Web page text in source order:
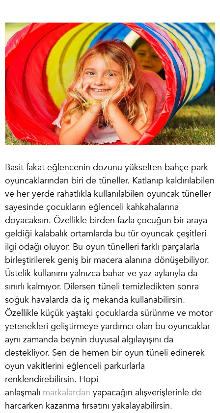
Basit fakat eğlencenin dozunu yükselten bahçe park
oyuncaklarından biri de tüneller. Katlanıp kaldırılabilen
ve her yerde rahatlıkla kullanılabilen oyuncak tüneller
sayesinde çocukların eğlenceli kahkahalarına
doyacaksın. Özellikle birden fazla çocuğun bir araya
geldiği kalabalık ortamlarda bu tür oyuncak çeşitleri
ilgi odağı oluyor. Bu oyun tünelleri farklı parçalarla
birleştirilerek geniş bir macera alanına dönüşebiliyor.
Üstelik kullanımı yalnızca bahar ve yaz aylarıyla da
sınırlı kalmıyor. Dilersen tüneli temizledikten sonra
soğuk havalarda da iç mekanda kullanabilirsin.
Özellikle küçük yaştaki çocuklarda sürünme ve motor
yetenekleri geliştirmeye yardımcı olan bu oyuncaklar
aynı zamanda beynin duyusal algılayışını da
destekliyor. Sen de hemen bir oyun tüneli edinerek
oyun vakitlerini eğlenceli parkurlarla
renklendirebilirsin. Hopi
anlaşmalı markalardan yapacağın alışverişlerinle de
harcarken kazanma fırsatını yakalayabilirsin.